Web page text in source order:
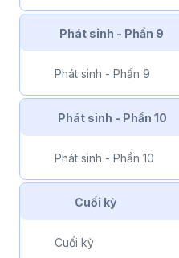
Phát sinh - Phần 9
Phát sinh - Phần 9
Phát sinh - Phần 10
Phát sinh - Phần 10
Cuối kỳ
Cuối kỳ